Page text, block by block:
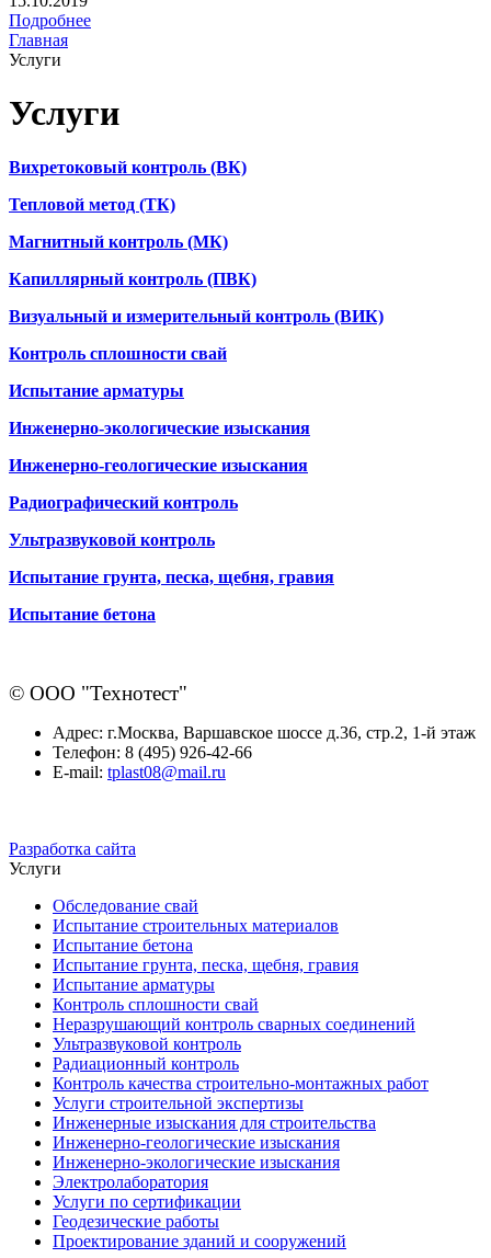
Подробнее
Главная
Услуги
Услуги
Вихретоковый контроль (ВК)
Тепловой метод (ТК)
Магнитный контроль (МК)
Капиллярный контроль (ПВК)
Визуальный и измерительный контроль (ВИК)
Контроль сплошности свай
Испытание арматуры
Инженерно-экологические изыскания
Инженерно-геологические изыскания
Радиографический контроль
Ультразвуковой контроль
Испытание грунта, песка, щебня, гравия
Испытание бетона
© ООО "Технотест"
Адрес: г.Москва, Варшавское шоссе д.36, стр.2, 1-й этаж
Телефон: 8 (495) 926-42-66
E-mail: tplast08@mail.ru
Разработка сайта
Услуги
Обследование свай
Испытание строительных материалов
Испытание бетона
Испытание грунта, песка, щебня, гравия
Испытание арматуры
Контроль сплошности свай
Неразрушающий контроль сварных соединений
Ультразвуковой контроль
Радиационный контроль
Контроль качества строительно-монтажных работ
Услуги строительной экспертизы
Инженерные изыскания для строительства
Инженерно-геологические изыскания
Инженерно-экологические изыскания
Электролаборатория
Услуги по сертификации
Геодезические работы
Проектирование зданий и сооружений